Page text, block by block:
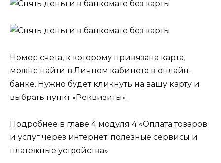
Номер счета, к которому привязана карта,
можно найти в Личном кабинете в онлайн-
банке. Нужно будет кликнуть на вашу карту и
выбрать пункт «Реквизиты».
Подробнее в главе 4 модуля 4 «Оплата товаров
и услуг через интернет: полезные сервисы и
платежные устройства»